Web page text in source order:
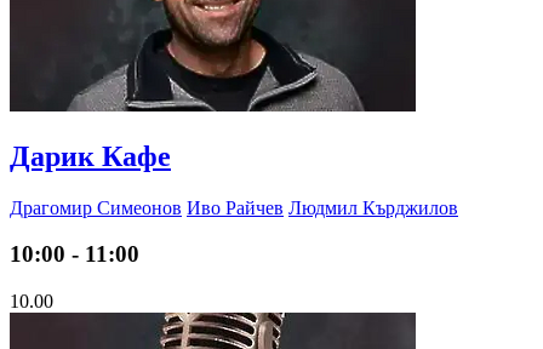
Дарик Кафе
Драгомир Симеонов Иво Райчев Людмил Кърджилов
10:00 - 11:00
10.00